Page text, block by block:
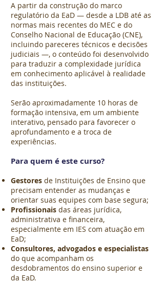
A partir da construção do marco
regulatório da EaD — desde a LDB até as
normas mais recentes do MEC e do
Conselho Nacional de Educação (CNE),
incluindo pareceres técnicos e decisões
judiciais —, o conteúdo foi desenvolvido
para traduzir a complexidade jurídica
em conhecimento aplicável à realidade
das instituições.
Serão aproximadamente 10 horas de
formação intensiva, em um ambiente
interativo, pensado para favorecer o
aprofundamento e a troca de
experiências.
Para quem é este curso?
Gestores de Instituições de Ensino que
precisam entender as mudanças e
orientar suas equipes com base segura;
Profissionais das áreas jurídica,
administrativa e financeira,
especialmente em IES com atuação em
EaD;
Consultores, advogados e especialistas
do que acompanham os
desdobramentos do ensino superior e
da EaD.